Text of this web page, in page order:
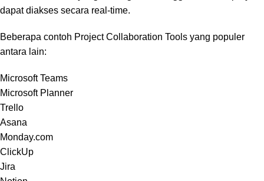
dapat diakses secara real-time.
Beberapa contoh Project Collaboration Tools yang populer
antara lain:
Microsoft Teams
Microsoft Planner
Trello
Asana
Monday.com
ClickUp
Jira